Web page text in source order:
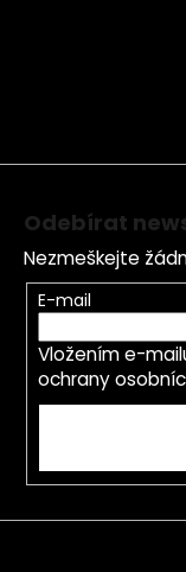
Odebírat
Nezmeškejte
E-mail
Vložením e-
ochrany